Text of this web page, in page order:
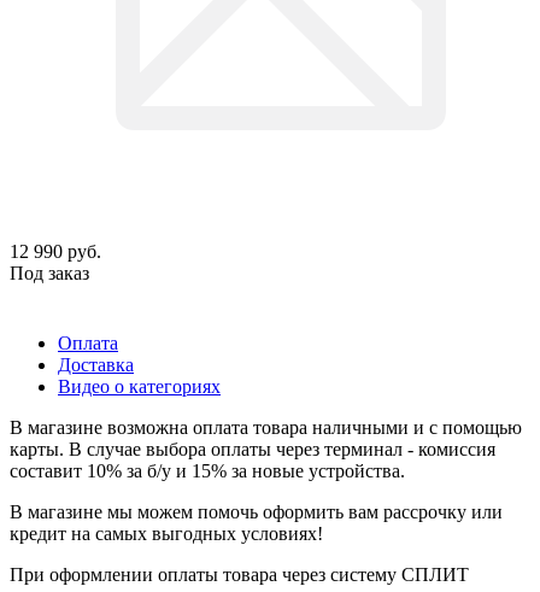
12 990 руб.
Под заказ
Оплата
Доставка
Видео о категориях
В магазине возможна оплата товара наличными и с помощью
карты. В случае выбора оплаты через терминал - комиссия
составит 10% за б/у и 15% за новые устройства.
В магазине мы можем помочь оформить вам рассрочку или
кредит на самых выгодных условиях!
При оформлении оплаты товара через систему СПЛИТ